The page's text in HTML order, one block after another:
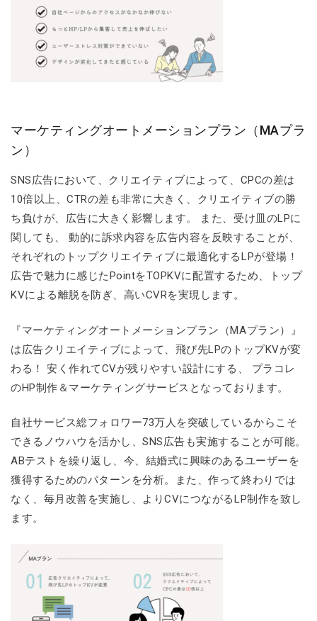
マーケティングオートメーションプラン（MAプラ
ン）
SNS広告において、クリエイティブによって、CPCの差は
10倍以上、CTRの差も非常に大きく、クリエイティブの勝
ち負けが、広告に大きく影響します。 また、受け皿のLPに
関しても、 動的に訴求内容を広告内容を反映することが、
それぞれのトップクリエイティブに最適化するLPが登場！
広告で魅力に感じたPointをTOPKVに配置するため、トップ
KVによる離脱を防ぎ、高いCVRを実現します。
『マーケティングオートメーションプラン（MAプラン）』
は広告クリエイティブによって、飛び先LPのトップKVが変
わる！ 安く作れてCVが残りやすい設計にする、 プラコレ
のHP制作＆マーケティングサービスとなっております。
自社サービス総フォロワー73万人を突破しているからこそ
できるノウハウを活かし、SNS広告も実施することが可能。
ABテストを繰り返し、今、結婚式に興味のあるユーザーを
獲得するためのパターンを分析。また、作って終わりでは
なく、毎月改善を実施し、よりCVにつながるLP制作を致し
ます。